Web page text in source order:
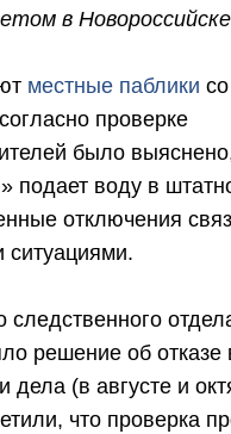
в
местные паблики
проверке
было
подает воду в
отключения
следственного
решение об отказе
дела (в августе и
что проверка